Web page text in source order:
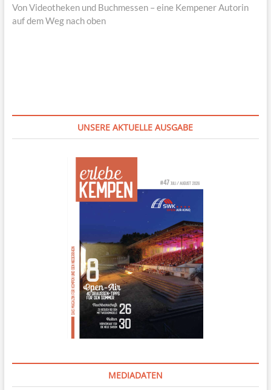
post:
Von Videotheken und Buchmessen – eine Kempener Autorin
auf dem Weg nach oben
UNSERE AKTUELLE AUSGABE
MEDIADATEN